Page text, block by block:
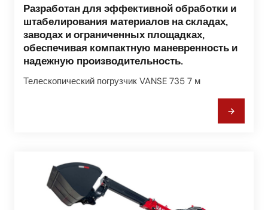
Разработан для эффективной обработки и
штабелирования материалов на складах,
заводах и ограниченных площадках,
обеспечивая компактную маневренность и
надежную производительность.
Телескопический погрузчик VANSE 735 7 м